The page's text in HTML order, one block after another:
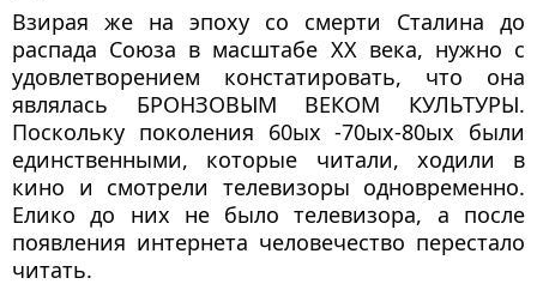
Взирая же на эпоху со смерти Сталина до
распада Союза в масштабе XX века, нужно с
удовлетворением констатировать, что она
являлась БРОНЗОВЫМ ВЕКОМ КУЛЬТУРЫ.
Поскольку поколения 60ых -70ых-80ых были
единственными, которые читали, ходили в
кино и смотрели телевизоры одновременно.
Елико до них не было телевизора, а после
появления интернета человечество перестало
читать.